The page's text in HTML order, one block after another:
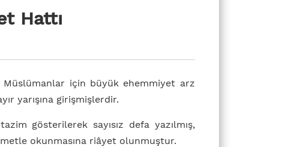
Hattı
Müslümanlar için büyük ehemmiyet arz
yarışına girişmişlerdir.
gösterilerek sayısız defa yazılmış,
okunmasına riâyet olunmuştur.